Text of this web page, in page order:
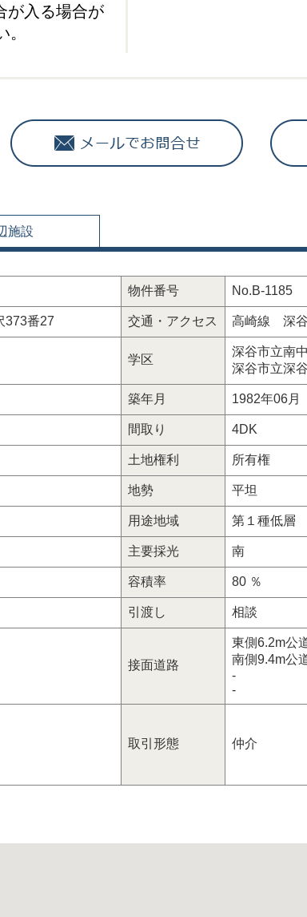
が入る場合が
施設
物件番号 No.B-1185
373番27 交通・アクセス 高崎線 深
学区
深谷市立南
深谷市立深
築年月 1982年06月
間取り 4DK
土地権利 所有権
地勢 平坦
用途地域 第１種低層
主要採光 南
容積率 80 ％
引渡し 相談
接面道路
東側6.2m公
南側9.4m公
-
-
取引形態 仲介